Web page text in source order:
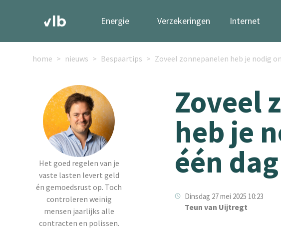
Energie Verzekeringen Internet
home nieuws Bespaartips Zoveel zonnepanelen heb je nodig
Het goed regelen van je
vaste lasten levert geld
én gemoedsrust op. Toch
controleren weinig
mensen jaarlijks alle
contracten en polissen.
Zoveel
heb je
één
Dinsdag 27 mei 2025 10:23
Teun van Uijtregt